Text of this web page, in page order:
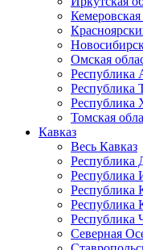
Кемеровская
Омская
Республика
Республика
Республика
Томская
Кавказ
Весь Кавказ
Республика
Республика
Республика
Республика
Республика
Северная